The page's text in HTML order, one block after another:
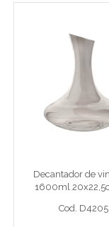
Decantador de
1600ml
vidrio
Cod. D4205
Decantador de
1600ml
Cod. D4205